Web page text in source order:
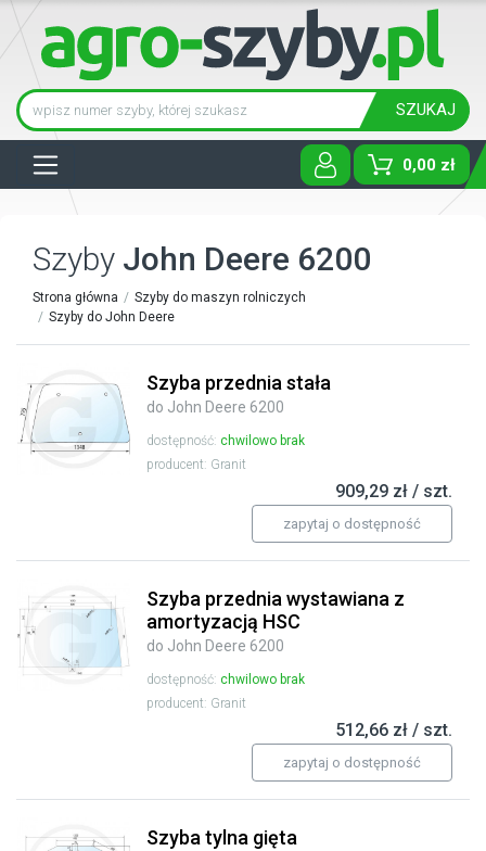
SZUKAJ
0,00 zł
Szyby John Deere 6200
Strona główna
Szyby do maszyn rolniczych
Szyby do John Deere
Szyba przednia stała
do John Deere 6200
dostępność: chwilowo brak
producent: Granit
909,29 zł / szt.
zapytaj o dostępność
Szyba przednia wystawiana z
amortyzacją HSC
do John Deere 6200
dostępność: chwilowo brak
producent: Granit
512,66 zł / szt.
zapytaj o dostępność
Szyba tylna gięta